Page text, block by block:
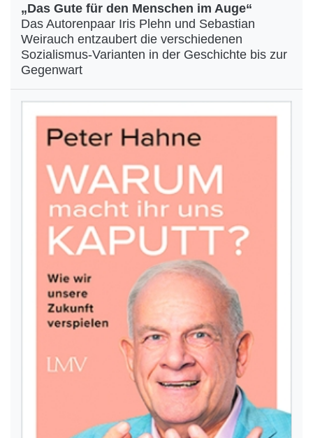
„Das Gute für den Menschen im Auge“
Das Autorenpaar Iris Plehn und Sebastian
Weirauch entzaubert die verschiedenen
Sozialismus-Varianten in der Geschichte bis zur
Gegenwart